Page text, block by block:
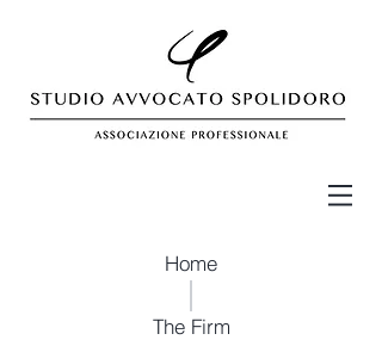
Home
The Firm